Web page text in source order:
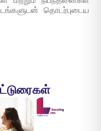
தொடர்புடைய